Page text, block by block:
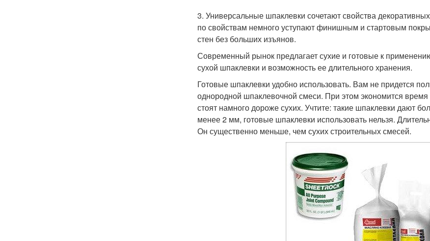
3. Универсальные шпаклевки сочетают свойства
по свойствам немного уступают финишным и стартовым
стен без больших изъянов.
Современный рынок предлагает сухие и готовые к
сухой шпаклевки и возможность ее длительного хранения.
Готовые шпаклевки удобно использовать. Вам не придется
однородной шпаклевочной смеси. При этом экономится
стоят намного дороже сухих. Учтите: такие шпаклевки дают
менее 2 мм, готовые шпаклевки использовать нельзя.
Он существенно меньше, чем сухих строительных смесей.